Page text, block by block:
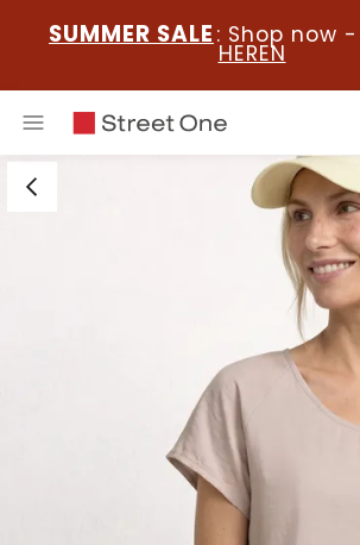
SUMMER SALE : Shop now -
HEREN